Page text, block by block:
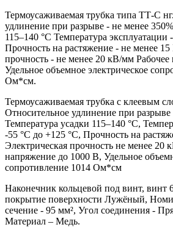
Термоусаживаемая трубка типа ТТ-С
удлинение при разрыве - не менее
115–140 °C Температура эксплуатации
Прочность на растяжение - не менее
прочность - не менее 20 кВ/мм
Удельное объемное электрическое
Ом*см.
Термоусаживаемая трубка с клеевым
Относительное удлинение при разрыве
Температура усадки 115–140 °C,
-55 °C до +125 °C, Прочность на
Электрическая прочность не менее 20
напряжение до 1000 В, Удельное
сопротивление 1014 Ом*см
Наконечник кольцевой под винт,
покрытие поверхности Лужёный,
сечение - 95 мм², Угол соединения -
Материал – Медь.